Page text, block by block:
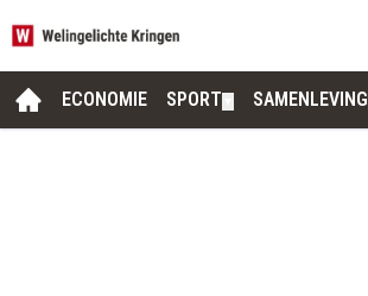
ECONOMIE SPORT SAMENLEVING